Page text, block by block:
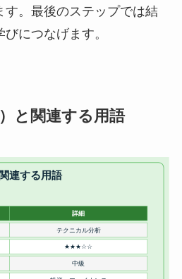
す。最後のステップでは結
につなげます。
と関連する用語